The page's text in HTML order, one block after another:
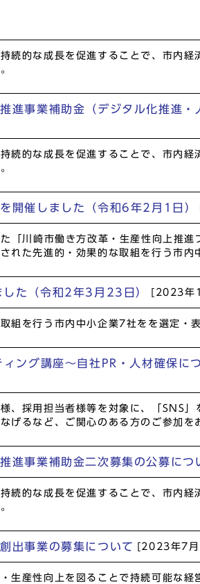
続的な成長を促進することで、市内
進事業補助金（デジタル化推進
続的な成長を促進することで、市内
開催しました（令和6年2月1日）
川崎市働き方改革・生産性向上推
れた先進的・効果的な取組を行う市内
した（令和2年3月23日） [2023年
を行う市内中小企業7社をを選定・表
ング講座～自社PR・人材確保に
、採用担当者様等を対象に、「SNS
げるなど、ご関心のある方のご参加を
進事業補助金二次募集の公募につ
続的な成長を促進することで、市内
出事業の募集について [2023年7
産性向上を図ることで持続可能な経